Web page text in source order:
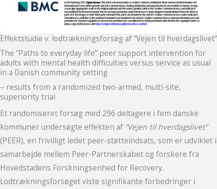
Effektstudie v. lodtrækningsforsøg af “Vejen til hverdagslivet”
The “Paths to everyday life” peer support intervention for
adults with mental health difficulties versus service as usual
in a Danish community setting
– results from a randomized two-armed, multi-site,
superiority trial
Et randomiseret forsøg med 296 deltagere i fem danske
kommuner undersøgte effekten af “Vejen til hverdagslivet”
(PEER), en frivilligt ledet peer-støtteindsats, som er udviklet i
samarbejde mellem Peer-Partnerskabet og forskere fra
Hovedstadens Forskningsenhed for Recovery.
Lodtrækningsforsøget viste signifikante forbedringer i